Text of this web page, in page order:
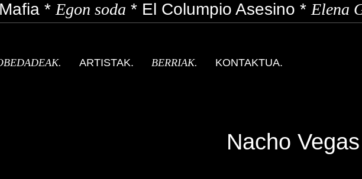
*Egon soda*El Columpio Asesino*Elena
ARTISTAK. BERRIAK. KONTAKTUA.
Nacho